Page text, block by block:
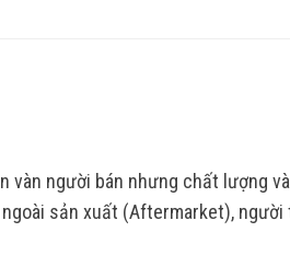
người bán nhưng chất lượng
sản xuất (Aftermarket),